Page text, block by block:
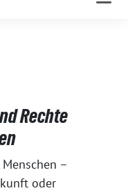
Rechte
–
oder